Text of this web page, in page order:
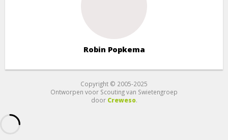
Robin Popkema
Copyright © 2005-2025
Ontworpen voor Scouting van Swietengroep
door Creweso.